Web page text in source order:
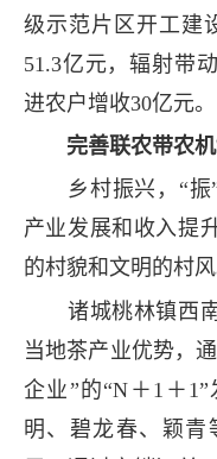
级示范片区开工建
51.3亿元，辐射带
进农户增收30亿元。
完善联农带农
乡村振兴，“振”
产业发展和收入提
的村貌和文明的村风
诸城桃林镇西南
当地茶产业优势，
企业”的“N＋1＋
明、碧龙春、颖青